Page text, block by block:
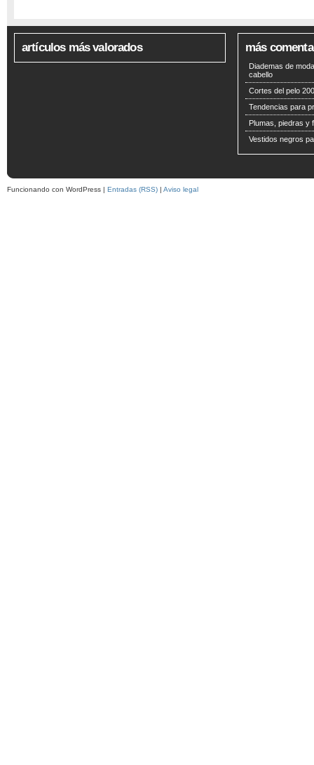
artículos más valorados más
Diademas de
cabello
Cortes del pelo
Tendencias para
Plumas, piedras y
Vestidos negros
Funcionando con WordPress | Entradas (RSS) | Aviso legal